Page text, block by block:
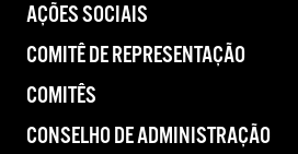
AÇÕES SOCIAIS
COMITÊ DE REPRESENTAÇÃO
COMITÊS
CONSELHO DE ADMINISTRAÇÃO